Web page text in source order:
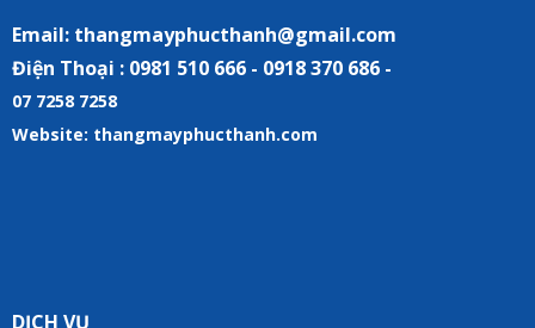
Email: thangmayphucthanh@gmail.com
Điện Thoại : 0981 510 666 - 0918 370 686 -
07 7258 7258
Website: thangmayphucthanh.com
DỊCH VỤ